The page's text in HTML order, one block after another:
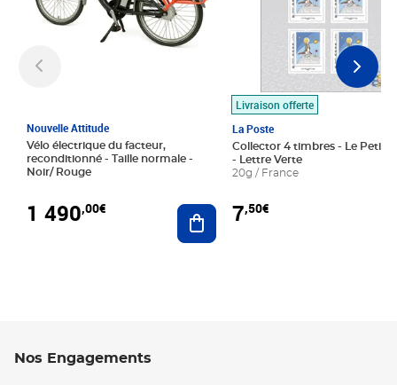
Nouvelle Attitude
Vélo électrique du facteur,
reconditionné - Taille normale -
Noir/ Rouge
1 490,00€ Ajouter au panier
Livraison offerte
La Poste
Collector 4 timbres - Le Petit
- Lettre Verte
20g / France
7,50€
Nos Engagements